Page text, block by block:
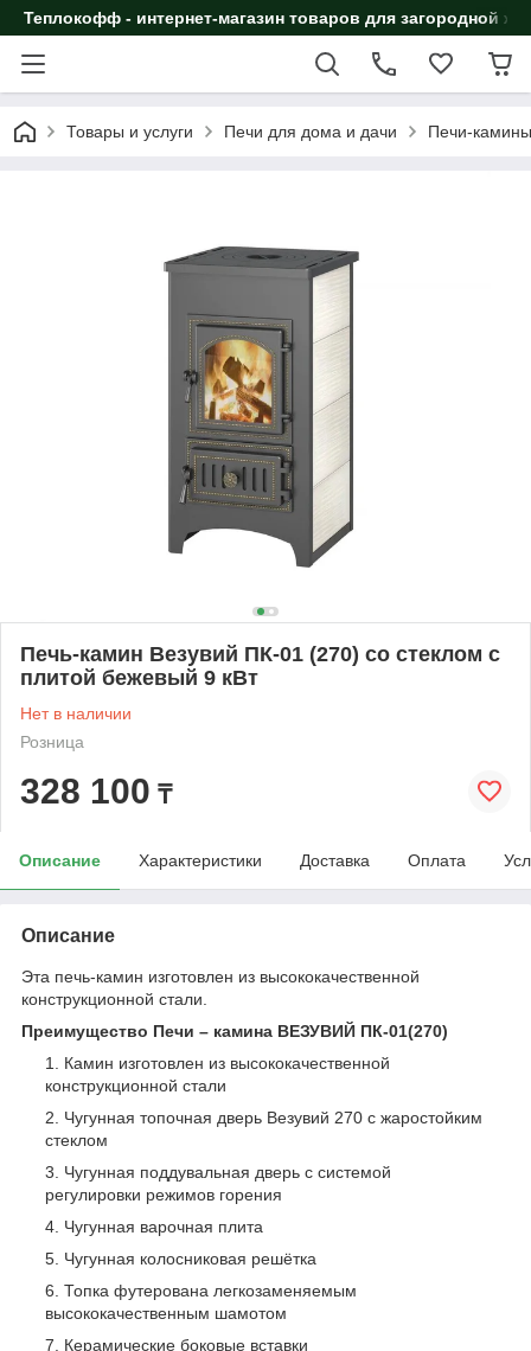
Теплокофф - интернет-магазин товаров для загородной
Товары и услуги Печи для дома и дачи Печи-камины
Печь-камин Везувий ПК-01 (270) со стеклом с
плитой бежевый 9 кВт
Нет в наличии
Розница
328 100 ₸
Описание Характеристики Доставка Оплата
Описание
Эта печь-камин изготовлен из высококачественной
конструкционной стали.
Преимущество Печи – камина ВЕЗУВИЙ ПК-01(270)
Камин изготовлен из высококачественной
конструкционной стали
Чугунная топочная дверь Везувий 270 с жаростойким
стеклом
Чугунная поддувальная дверь с системой
регулировки режимов горения
Чугунная варочная плита
Чугунная колосниковая решётка
Топка футерована легкозаменяемым
высококачественным шамотом
Керамические боковые вставки